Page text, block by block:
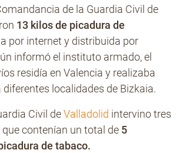
de la Guardia Civil de
13 kilos de picadura de
por internet y distribuida por
informó el instituto armado, el
residía en Valencia y realizaba
localidades de Bizkaia.
Civil deValladolid intervino tres
contenían un total de 5
de tabaco.